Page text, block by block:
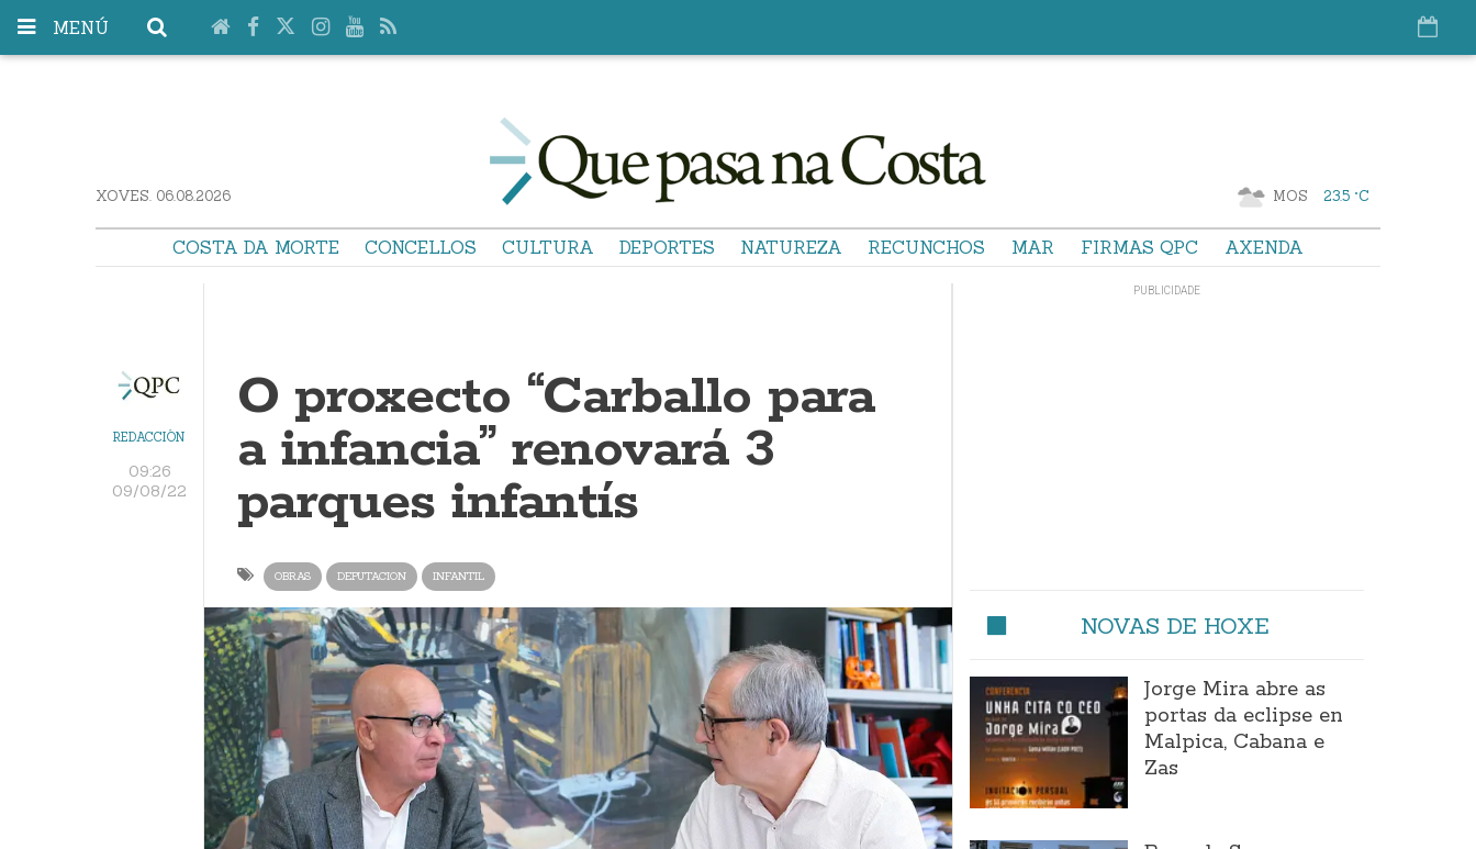
MENÚ
XOVES. 06.08.2026 MOS 23.5 °C
COSTA DA MORTE CONCELLOS CULTURA DEPORTES NATUREZA RECUNCHOS MAR FIRMAS QPC AXENDA
REDACCIÓN
09:26
09/08/22
O proxecto “Carballo para
a infancia” renovará 3
parques infantís
OBRAS DEPUTACION INFANTIL
NOVAS DE HOXE
Jorge Mira abre as
portas da eclipse en
Malpica, Cabana e
Zas